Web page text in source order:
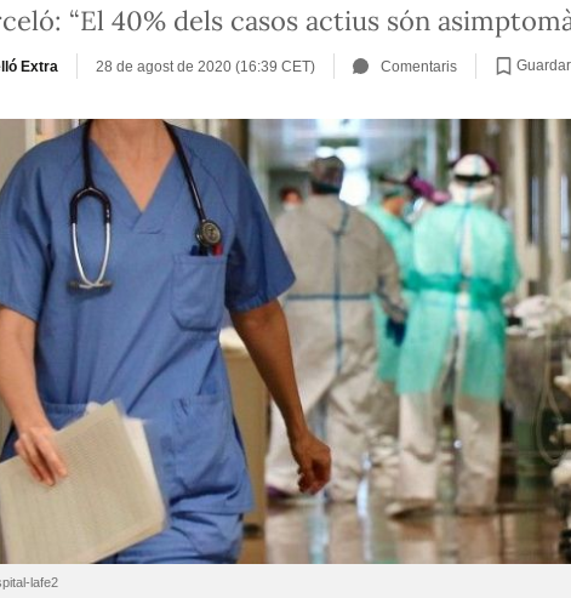
“El 40% dels casos actius són
Extra 28 de agost de 2020 (16:39 CET) Comentaris Guardar
lafe2